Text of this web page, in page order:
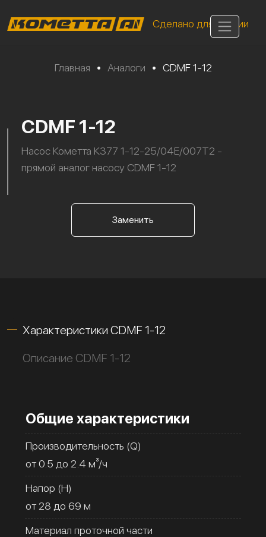
Сделано для России
Главная • Аналоги • CDMF 1-12
CDMF 1-12
Насос Кометта К377 1-12-25/04Е/007Т2 -
прямой аналог насосу CDMF 1-12
Заменить
Характеристики CDMF 1-12
Описание CDMF 1-12
Общие характеристики
Производительность (Q)
от 0.5 до 2.4 м³/ч
Напор (H)
от 28 до 69 м
Материал проточной части